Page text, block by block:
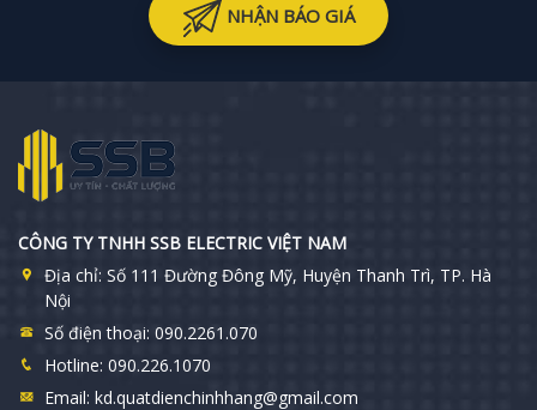
NHẬN BÁO GIÁ
CÔNG TY TNHH SSB ELECTRIC VIỆT NAM
Địa chỉ: Số 111 Đường Đông Mỹ, Huyện Thanh Trì, TP. Hà
Nội
Số điện thoại: 090.2261.070
Hotline: 090.226.1070
Email: kd.quatdienchinhhang@gmail.com